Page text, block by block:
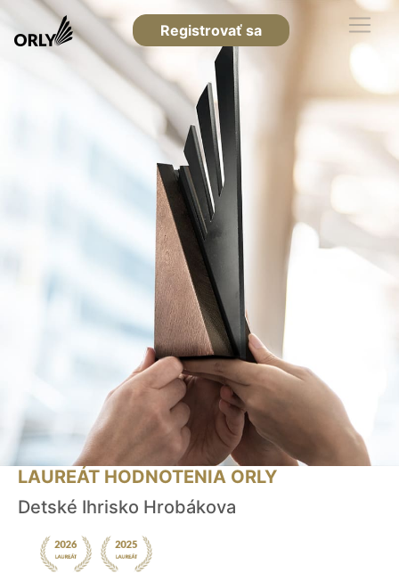
Registrovať sa
LAUREÁT HODNOTENIA ORLY
Detské Ihrisko Hrobákova